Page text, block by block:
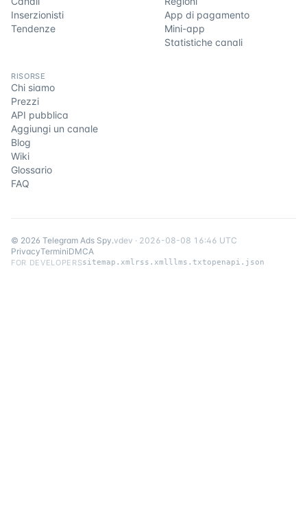
Inserzionisti
Tendenze
App di pagamento
Mini-app
Statistiche canali
RISORSE
Chi siamo
Prezzi
API pubblica
Aggiungi un canale
Blog
Wiki
Glossario
FAQ
© 2026 Telegram Ads Spy.vdev · 2026-08-08 16:46 UTC
PrivacyTerminiDMCA
FOR DEVELOPERSsitemap.xml rss.xml llms.txtopenapi.json